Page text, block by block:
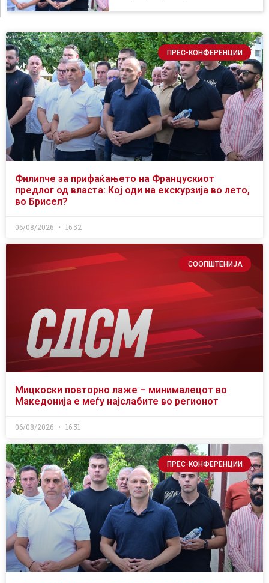
ПРЕС-КОНФЕРЕНЦИИ
Филипче за прифаќањето на Францускиот
предлог од власта: Кој оди на екскурзија во лето,
во Брисел?
06/08/2026 16:52
СООПШТЕНИЈА
Мицкоски повторно лаже – минималецот во
Македонија е меѓу најслабите во регионот
06/08/2026 16:51
ПРЕС-КОНФЕРЕНЦИИ